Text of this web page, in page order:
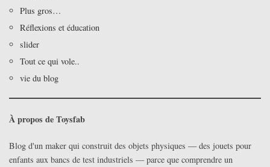
Plus gros…
Réflexions et éducation
slider
Tout ce qui vole..
vie du blog
À propos de Toysfab
Blog d'un maker qui construit des objets physiques — des jouets pour
enfants aux bancs de test industriels — parce que comprendre un